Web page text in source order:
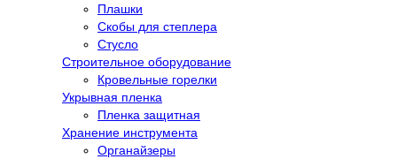
Плашки
Скобы для степлера
Стусло
Строительное оборудование
Кровельные горелки
Укрывная пленка
Пленка защитная
Хранение инструмента
Органайзеры